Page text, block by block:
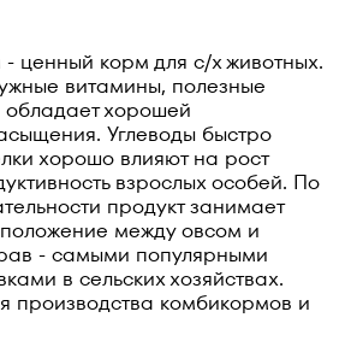
витамины, полезные
хорошей
Углеводы быстро
хорошо влияют на рост
взрослых особей. По
продукт занимает
между овсом и
- самыми популярными
в сельских хозяйствах.
производства комбикормов и